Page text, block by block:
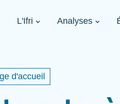
Navigation
principale
L'Ifri Analyses
d'accueil